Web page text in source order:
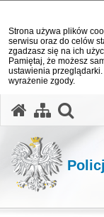
Strona używa plików
serwisu oraz do celów
zgadzasz się na ich
Pamiętaj, że możesz
ustawienia
wyrażenie zgody.